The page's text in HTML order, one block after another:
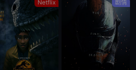
Netflix 剧情